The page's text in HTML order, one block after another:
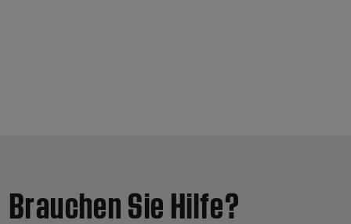
Brauchen Sie Hilfe?